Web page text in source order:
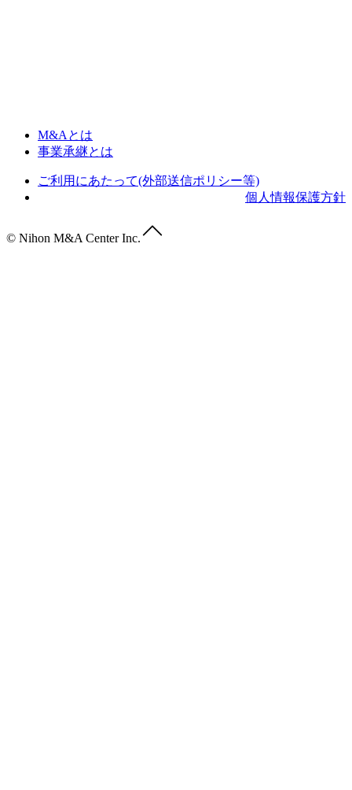
M&Aとは
事業承継とは
ご利用にあたって(外部送信ポリシー等)
個人情報保護方針
© Nihon M&A Center Inc.